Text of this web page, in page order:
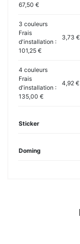
67,50 €
3 couleurs
Frais
d'installation :
101,25 €
3,73 €
4 couleurs
Frais
d'installation :
135,00 €
4,92 €
Sticker
Doming